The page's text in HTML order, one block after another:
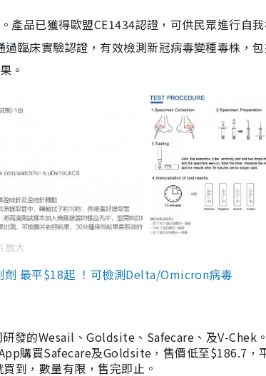
品已獲得歐盟CE1434認證，可供民眾進行自
臨床實驗認證，有效檢測新冠病毒變種毒株，
。
放大
劑 最平$18起 ！可檢測Delta/Omicron病毒
發的Wesail、Goldsite、Safecare、及V-Chek
購買Safecare及Goldsite，售價低至$186.7，
到，數量有限，售完即止。